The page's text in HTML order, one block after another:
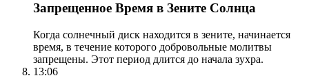
Запрещенное Время в Зените Солнца
Когда солнечный диск находится в зените, начинается
время, в течение которого добровольные молитвы
запрещены. Этот период длится до начала зухра.
13:06